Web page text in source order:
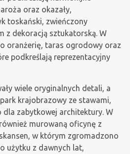
oraz okazały,
toskański, zwieńczony
z dekoracją sztukatorską. W
oranżerię, taras ogrodowy oraz
podkreślają reprezentacyjny
wiele oryginalnych detali, a
krajobrazowy ze stawami,
dla zabytkowej architektury. W
murowaną oficynę z
w którym zgromadzono
użytku z dawnych lat,